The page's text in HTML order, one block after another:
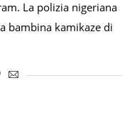
La polizia nigeriana
bambina kamikaze di